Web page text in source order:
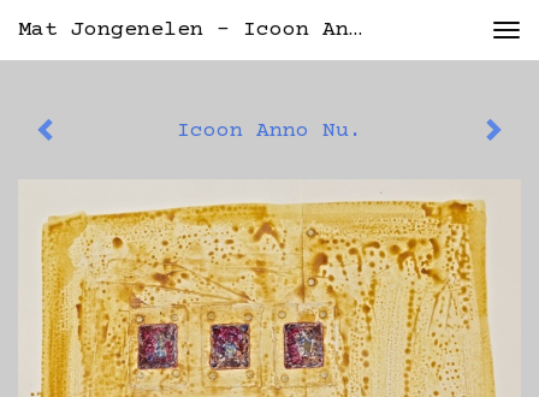
Mat Jongenelen - Icoon Anno Nu.
Icoon Anno Nu.